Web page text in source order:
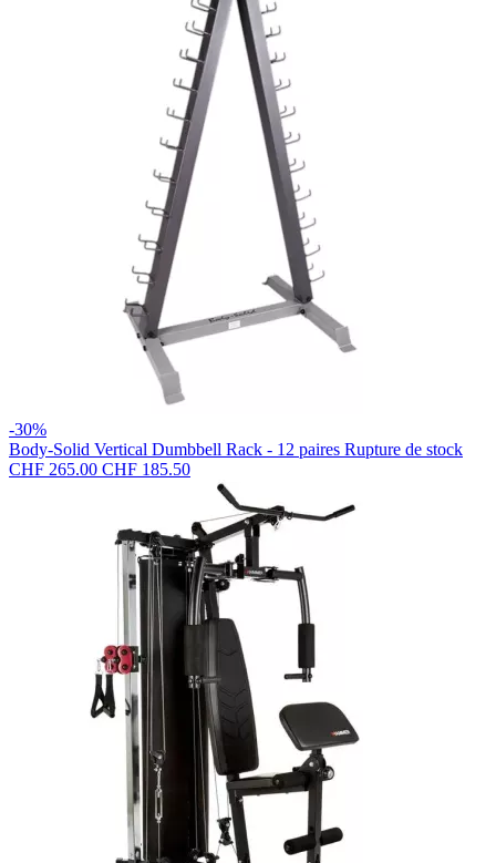
-30%
Body-Solid Vertical Dumbbell Rack - 12 paires Rupture de stock
CHF 265.00 CHF 185.50